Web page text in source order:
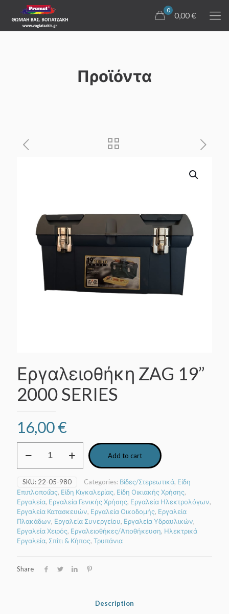
0
0,00 €
Προϊόντα
Εργαλειοθήκη ZAG 19”
2000 SERIES
16,00€
ZAG
2000
SERIES
quantity
Add to cart
SKU: 22-05-980 Categories: Βίδες/Στερεωτικά, Είδη
Επιπλοποιΐας, Είδη Κιγκαλερίας, Είδη Οικιακής Χρήσης,
Εργαλεία, Εργαλεία Γενικής Χρήσης, Εργαλεία Ηλεκτρολόγων,
Εργαλεία Κατασκευών, Εργαλεία Οικοδομής, Εργαλεία
Πλακάδων, Εργαλεία Συνεργείου, Εργαλεία Υδραυλικών,
Εργαλεία Χειρός, Εργαλειοθήκες/Αποθήκευση, Ηλεκτρικά
Εργαλεία, Σπίτι & Κήπος, Τρυπάνια
Share
Description